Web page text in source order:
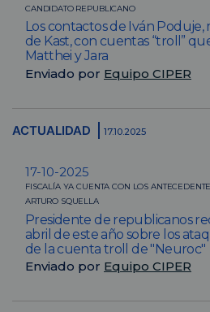
CANDIDATO REPUBLICANO
Los contactos de Iván
de Kast, con cuentas “troll”
Matthei y Jara
Enviado por Equipo CIPER
ACTUALIDAD 17.10.2025
17-10-2025
FISCALÍA YA CUENTA CON LOS
ARTURO SQUELLA
Presidente de republicanos
abril de este año sobre los
de la cuenta troll de "Neuroc"
Enviado por Equipo CIPER